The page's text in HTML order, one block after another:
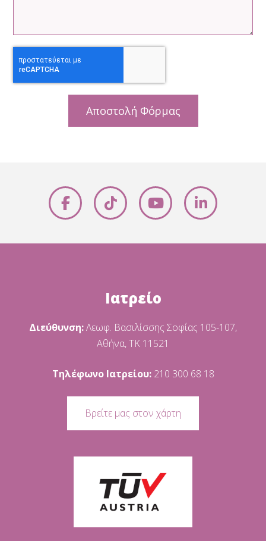
Αποστολή Φόρμας
Ιατρείο
Διεύθυνση:Λεωφ. Βασιλίσσης Σοφίας 105-107,
Αθήνα, ΤΚ 11521
Τηλέφωνο Ιατρείου:210 300 68 18
Βρείτε μας στον χάρτη